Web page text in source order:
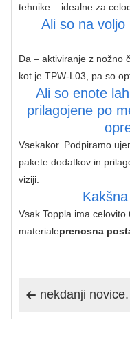
tehnike – idealne za
Ali so na
Da – aktiviranje z nožno
kot je TPW-L03, pa so
Ali so enote
prilagojene po
Vsekakor. Podpiramo
pakete dodatkov in
viziji.
Vsak Toppla ima
materialeprenosna
 nekdanji novice.